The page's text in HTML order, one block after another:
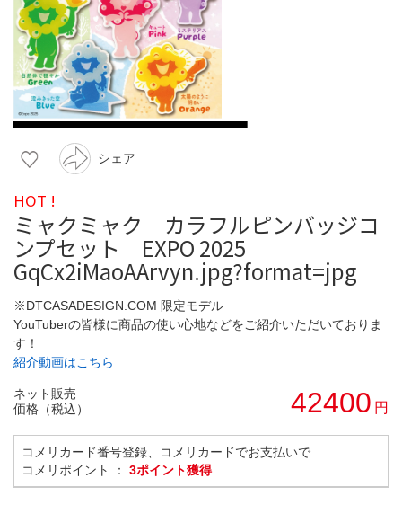
シェア
HOT !
ミャクミャク カラフルピンバッジコ
ンプセット EXPO 2025
GqCx2iMaoAArvyn.jpg?format=jpg
※DTCASADESIGN.COM 限定モデル
YouTuberの皆様に商品の使い心地などをご紹介いただいておりま
す！
紹介動画はこちら
ネット販売
価格（税込）
42400 円
コメリカード番号登録、コメリカードでお支払いで
コメリポイント ： 3ポイント獲得